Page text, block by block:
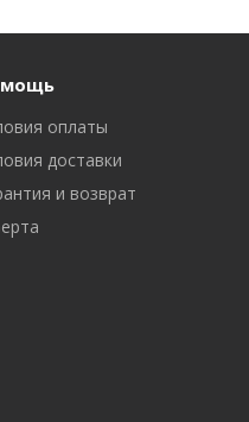
оплаты
доставки
и возврат